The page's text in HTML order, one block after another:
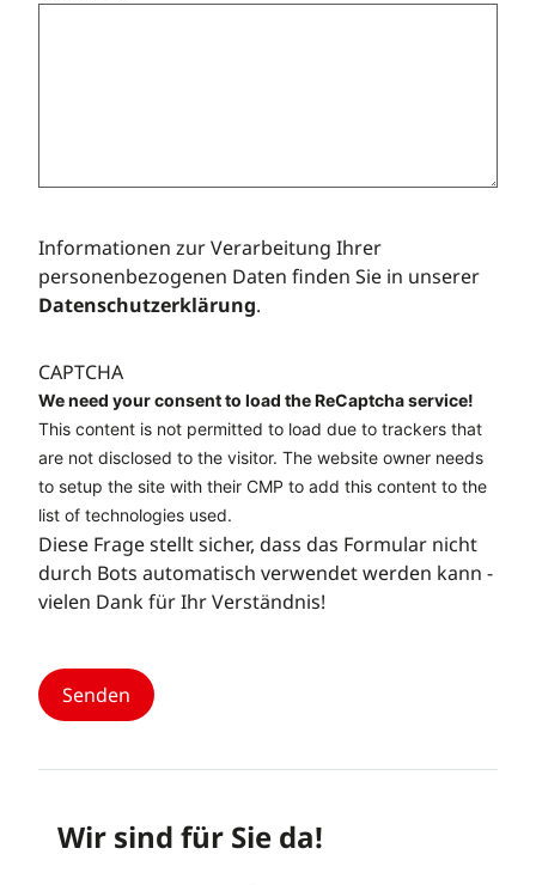
Informationen zur Verarbeitung Ihrer
personenbezogenen Daten finden Sie in unserer
Datenschutzerklärung.
CAPTCHA
We need your consent to load the ReCaptcha service!
This content is not permitted to load due to trackers that
are not disclosed to the visitor. The website owner needs
to setup the site with their CMP to add this content to the
list of technologies used.
Diese Frage stellt sicher, dass das Formular nicht
durch Bots automatisch verwendet werden kann -
vielen Dank für Ihr Verständnis!
Wir sind für Sie da!